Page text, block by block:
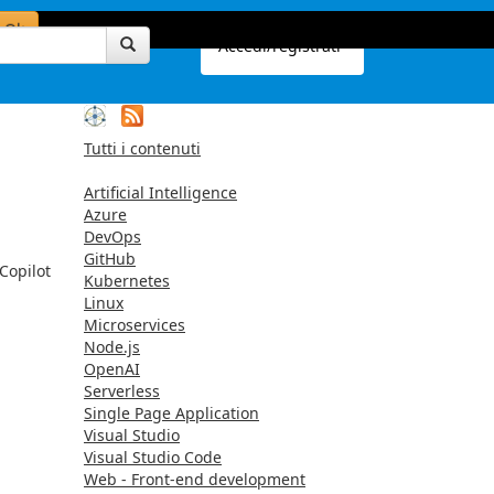
Ok
Accedi/registrati
Tutti i contenuti
Artificial Intelligence
Azure
DevOps
GitHub
Kubernetes
Linux
Microservices
Node.js
OpenAI
Serverless
Single Page Application
Visual Studio
Visual Studio Code
Web - Front-end development